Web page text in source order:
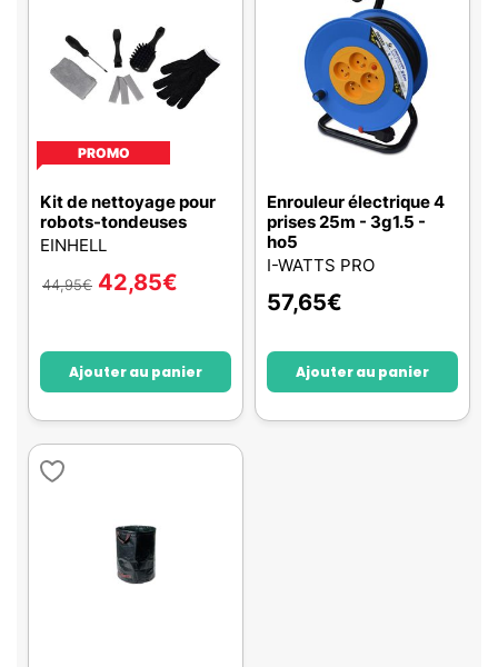
PROMO
Kit de nettoyage pour
robots-tondeuses
EINHELL
44,95€ 42,85€
Ajouter au panier
Enrouleur électrique 4
prises 25m - 3g1.5 -
ho5
I-WATTS PRO
57,65€
Ajouter au panier